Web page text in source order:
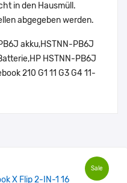
in den Hausmüll.
abgegeben werden.
akku,HSTNN-PB6J
HSTNN-PB6J
210 G1 11 G3 G4 11-
Sale
X Flip 2-IN-1 16